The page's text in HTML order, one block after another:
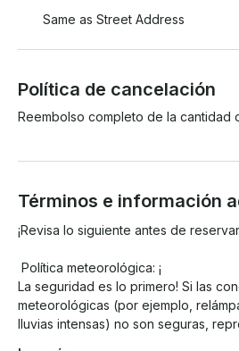
Same as Street Address
Política de cancelación
Reembolso completo de la cantidad
Términos e información
¡Revisa lo siguiente antes de
La seguridad es lo primero! Si las
meteorológicas (por ejemplo,
lluvias intensas) no son seguras,